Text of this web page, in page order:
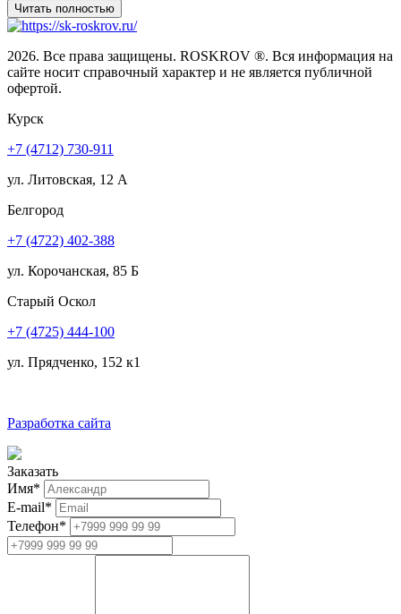
2026. Все права защищены. ROSKROV ®. Вся информация на
сайте носит справочный характер и не является публичной
офертой.
Курск
+7 (4712) 730-911
ул. Литовская, 12 А
Белгород
+7 (4722) 402-388
ул. Корочанская, 85 Б
Старый Оскол
+7 (4725) 444-100
ул. Прядченко, 152 к1
Разработка сайта
Заказать
Имя*
E-mail*
Телефон*